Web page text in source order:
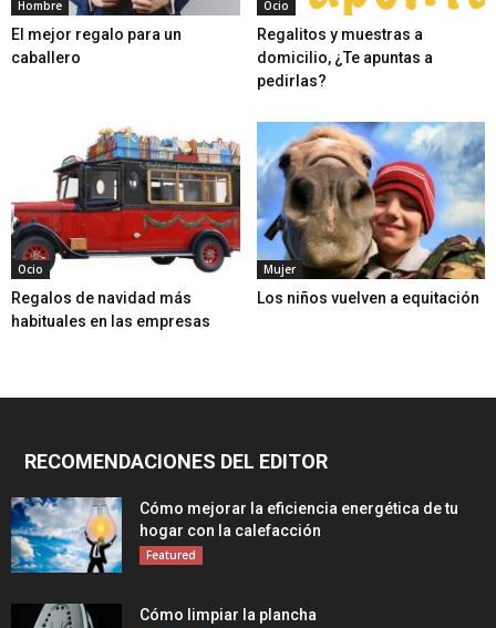
Hombre
El mejor regalo para un
caballero
Ocio
Regalitos y muestras a
domicilio, ¿Te apuntas a
pedirlas?
Ocio
Regalos de navidad más
habituales en las empresas
Mujer
Los niños vuelven a equitación
RECOMENDACIONES DEL EDITOR
Cómo mejorar la eficiencia energética de tu
hogar con la calefacción
Featured
Cómo limpiar la plancha